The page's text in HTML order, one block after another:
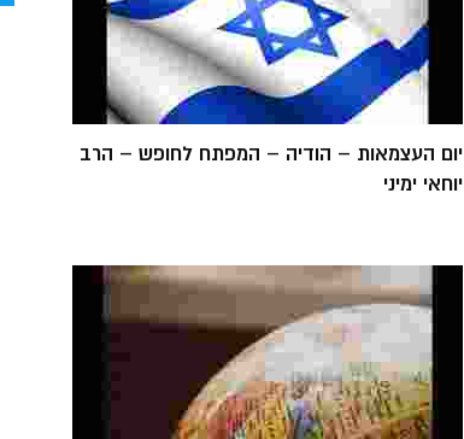
יום העצמאות – הודיה – המפתח לחופש – הרב
יוחאי ימיני